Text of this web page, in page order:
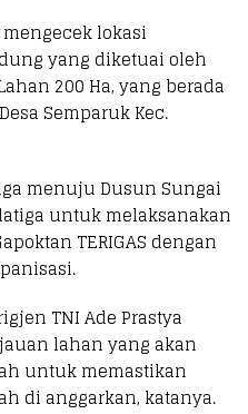
lokasi
yang diketuai oleh
200 Ha, yang berada
Semparuk Kec.
menuju Dusun Sungai
untuk melaksanakan
TERIGAS dengan
TNI Ade Prastya
lahan yang akan
untuk memastikan
di anggarkan, katanya.